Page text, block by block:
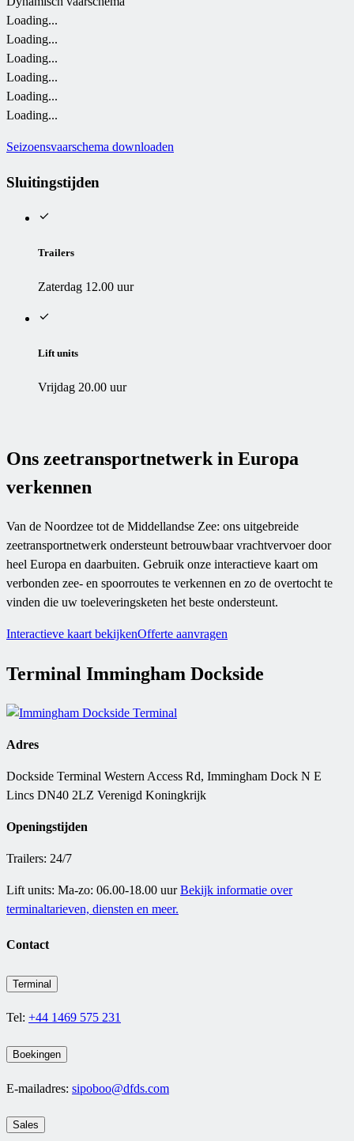
Loading...
Loading...
Loading...
Loading...
Loading...
Loading...
Seizoensvaarschema downloaden
Sluitingstijden
Trailers
Zaterdag 12.00 uur
Lift units
Vrijdag 20.00 uur
Ons zeetransportnetwerk in Europa
verkennen
Van de Noordzee tot de Middellandse Zee: ons uitgebreide
zeetransportnetwerk ondersteunt betrouwbaar vrachtvervoer door
heel Europa en daarbuiten. Gebruik onze interactieve kaart om
verbonden zee- en spoorroutes te verkennen en zo de overtocht te
vinden die uw toeleveringsketen het beste ondersteunt.
Interactieve kaart bekijkenOfferte aanvragen
Terminal Immingham Dockside
Adres
Dockside Terminal Western Access Rd, Immingham Dock N E
Lincs DN40 2LZ Verenigd Koningkrijk
Openingstijden
Trailers: 24/7
Lift units: Ma-zo: 06.00-18.00 uurBekijk informatie over
terminaltarieven, diensten en meer.
Contact
Terminal
Tel: +44 1469 575 231
Boekingen
E-mailadres: sipoboo@dfds.com
Sales